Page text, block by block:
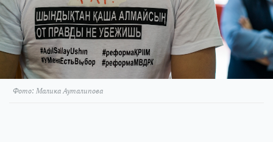
Фото: Малика Ауталипова